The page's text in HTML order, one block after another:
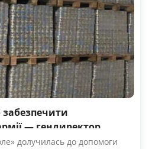
поледолучилась до допомоги